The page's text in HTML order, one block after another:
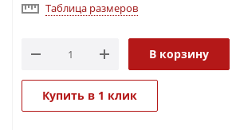
Таблица размеров
В корзину
Купить в 1 клик